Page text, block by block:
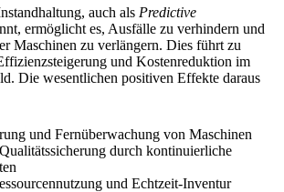
auch als Predictive
ermöglicht es, Ausfälle zu verhindern und
Maschinen zu verlängern. Dies führt zu
und Kostenreduktion im
Die wesentlichen positiven Effekte daraus
und Fernüberwachung von Maschinen
durch kontinuierliche
und Echtzeit-Inventur